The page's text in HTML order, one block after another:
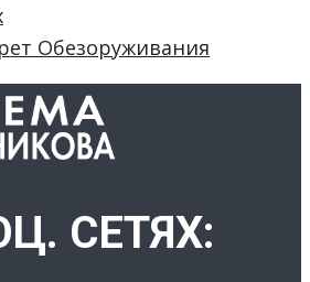
Обезоруживания
СЕТЯХ: